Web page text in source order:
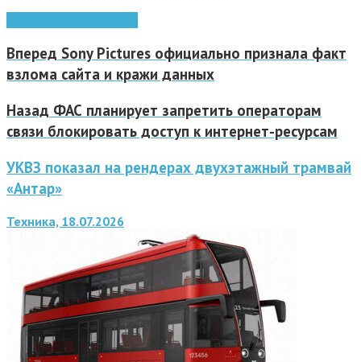
Вперед Sony Pictures официально признала факт
взлома сайта и кражи данных
Назад ФАС планирует запретить операторам
связи блокировать доступ к интернет-ресурсам
УКВЗ показал на рендерах двухэтажный трамвай
«Антар»
Техника, 18.07.2026